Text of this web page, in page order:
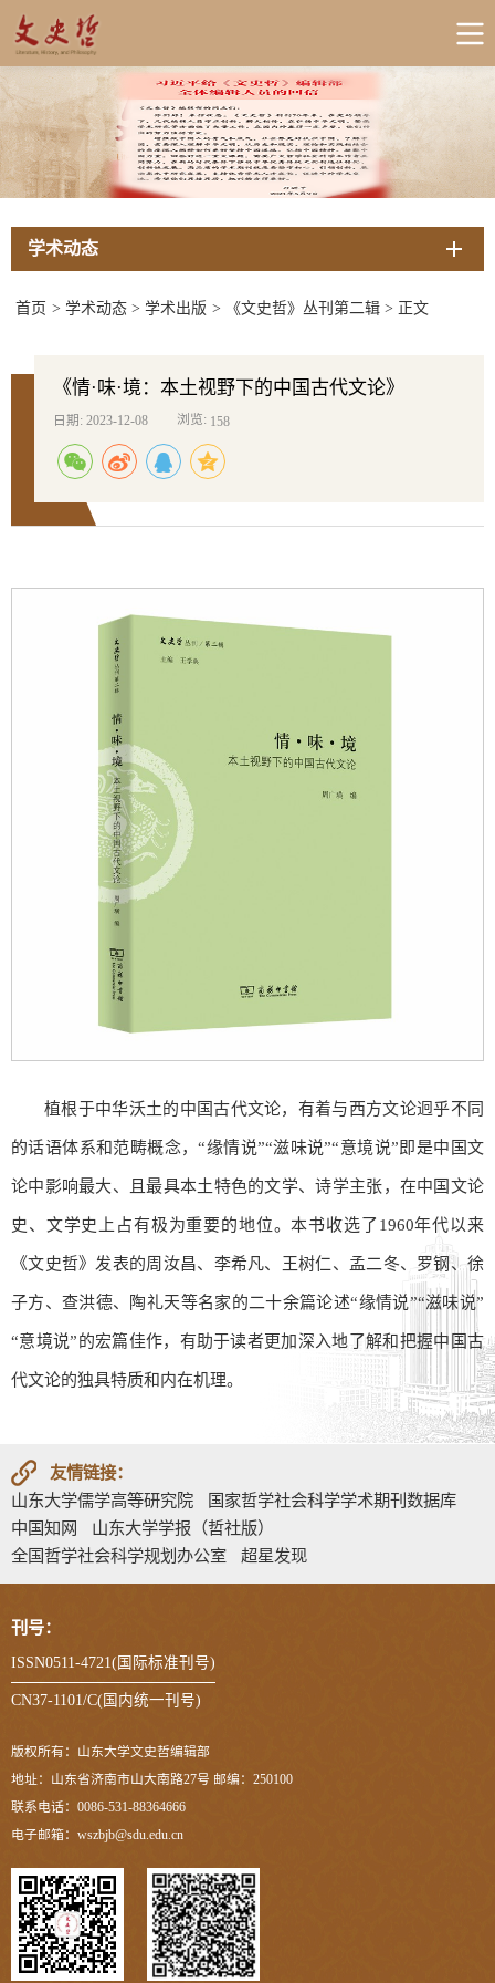
学术动态
首页 > 学术动态 > 学术出版 > 《文史哲》丛刊第二辑 > 正文
《情·味·境：本土视野下的中国古代文论》
日期: 2023-12-08 浏览: 158
植根于中华沃土的中国古代文论，有着与西方文论迥乎不同
的话语体系和范畴概念，“缘情说”“滋味说”“意境说”即是中国文
论中影响最大、且最具本土特色的文学、诗学主张，在中国文论
史、文学史上占有极为重要的地位。本书收选了1960年代以来
《文史哲》发表的周汝昌、李希凡、王树仁、孟二冬、罗钢、徐
子方、查洪德、陶礼天等名家的二十余篇论述“缘情说”“滋味说”
“意境说”的宏篇佳作，有助于读者更加深入地了解和把握中国古
代文论的独具特质和内在机理。
友情链接：
山东大学儒学高等研究院
国家哲学社会科学学术期刊数据库
中国知网
山东大学学报（哲社版）
全国哲学社会科学规划办公室
超星发现
刊号：
ISSN0511-4721(国际标准刊号)
CN37-1101/C(国内统一刊号)
版权所有：山东大学文史哲编辑部
地址：山东省济南市山大南路27号 邮编：250100
联系电话：0086-531-88364666
电子邮箱：wszbjb@sdu.edu.cn